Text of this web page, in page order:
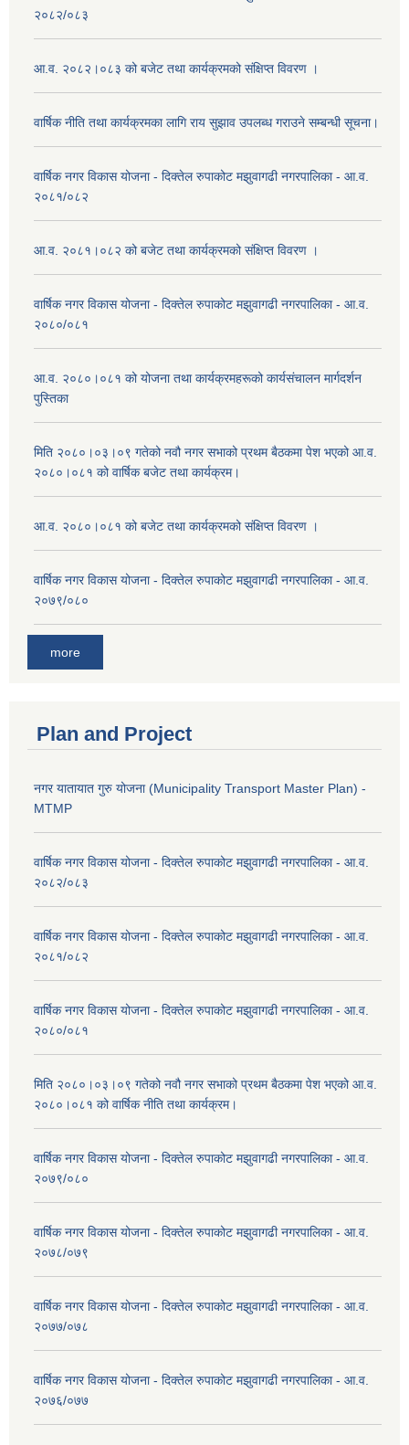
२०८२/०८३
आ.व. २०८२।०८३ को बजेट तथा कार्यक्रमको संक्षिप्त विवरण ।
वार्षिक नीति तथा कार्यक्रमका लागि राय सुझाव उपलब्ध गराउने सम्बन्धी सूचना।
वार्षिक नगर विकास योजना - दिक्तेल रुपाकोट मझुवागढी नगरपालिका - आ.व.
२०८१/०८२
आ.व. २०८१।०८२ को बजेट तथा कार्यक्रमको संक्षिप्त विवरण ।
वार्षिक नगर विकास योजना - दिक्तेल रुपाकोट मझुवागढी नगरपालिका - आ.व.
२०८०/०८१
आ.व. २०८०।०८१ को योजना तथा कार्यक्रमहरूको कार्यसंचालन मार्गदर्शन
पुस्तिका
मिति २०८०।०३।०९ गतेको नवौ नगर सभाको प्रथम बैठकमा पेश भएको आ.व.
२०८०।०८१ को वार्षिक बजेट तथा कार्यक्रम।
आ.व. २०८०।०८१ को बजेट तथा कार्यक्रमको संक्षिप्त विवरण ।
वार्षिक नगर विकास योजना - दिक्तेल रुपाकोट मझुवागढी नगरपालिका - आ.व.
२०७९/०८०
more
Plan and Project
नगर यातायात गुरु योजना (Municipality Transport Master Plan) -
MTMP
वार्षिक नगर विकास योजना - दिक्तेल रुपाकोट मझुवागढी नगरपालिका - आ.व.
२०८२/०८३
वार्षिक नगर विकास योजना - दिक्तेल रुपाकोट मझुवागढी नगरपालिका - आ.व.
२०८१/०८२
वार्षिक नगर विकास योजना - दिक्तेल रुपाकोट मझुवागढी नगरपालिका - आ.व.
२०८०/०८१
मिति २०८०।०३।०९ गतेको नवौ नगर सभाको प्रथम बैठकमा पेश भएको आ.व.
२०८०।०८१ को वार्षिक नीति तथा कार्यक्रम।
वार्षिक नगर विकास योजना - दिक्तेल रुपाकोट मझुवागढी नगरपालिका - आ.व.
२०७९/०८०
वार्षिक नगर विकास योजना - दिक्तेल रुपाकोट मझुवागढी नगरपालिका - आ.व.
२०७८/०७९
वार्षिक नगर विकास योजना - दिक्तेल रुपाकोट मझुवागढी नगरपालिका - आ.व.
२०७७/०७८
वार्षिक नगर विकास योजना - दिक्तेल रुपाकोट मझुवागढी नगरपालिका - आ.व.
२०७६/०७७